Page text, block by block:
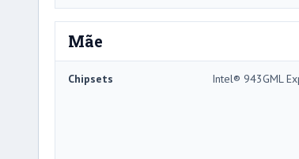
Mãe
Chipsets Intel® 943GML